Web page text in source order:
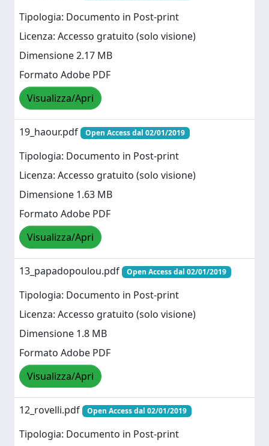
Tipologia: Documento in Post-print
Licenza: Accesso gratuito (solo visione)
Dimensione 2.17 MB
Formato Adobe PDF
Visualizza/Apri
19_haour.pdf Open Access dal 02/01/2019
Tipologia: Documento in Post-print
Licenza: Accesso gratuito (solo visione)
Dimensione 1.63 MB
Formato Adobe PDF
Visualizza/Apri
13_papadopoulou.pdf Open Access dal 02/01/2019
Tipologia: Documento in Post-print
Licenza: Accesso gratuito (solo visione)
Dimensione 1.8 MB
Formato Adobe PDF
Visualizza/Apri
12_rovelli.pdf Open Access dal 02/01/2019
Tipologia: Documento in Post-print